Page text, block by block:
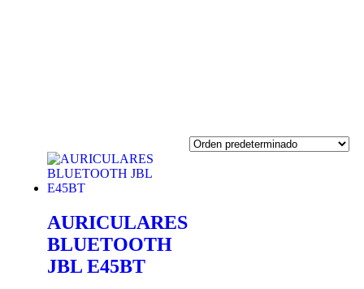
AURICULARES
BLUETOOTH
JBL E45BT